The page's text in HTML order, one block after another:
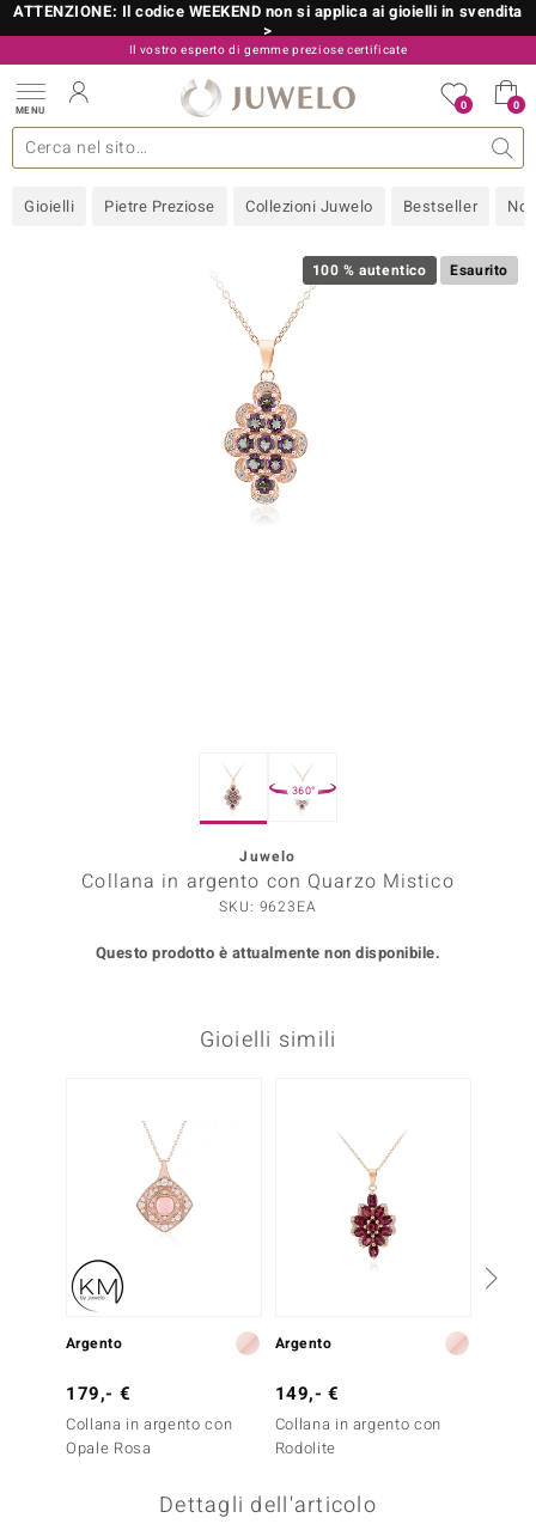
ATTENZIONE: Il codice WEEKEND non si applica ai gioielli in svendita
>
Il vostro esperto di gemme preziose certificate
800 986 787
MENU 0 0
Gioielli Pietre Preziose Collezioni Juwelo Bestseller
gioielli Design Metallo prezioso Misure anelli
più importanti Pietre preziose per colore Pietre preziose
by de Melo
Informazioni generali Approfondimenti Consigli
Acquistare in diretta Juwelo
100 % autentico Esaurito
360°
Juwelo
Collana in argento con Quarzo Mistico
SKU: 9623EA
Questo prodotto è attualmente non disponibile.
Gioielli simili
Argento
179,- €
Collana in argento con
Opale Rosa
Argento
149,- €
Collana in argento con
Rodolite
Dettagli dell'articolo